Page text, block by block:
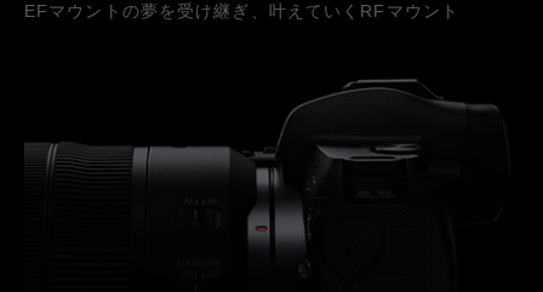
EFマウントの夢を受け継ぎ、叶えていくRFマウント